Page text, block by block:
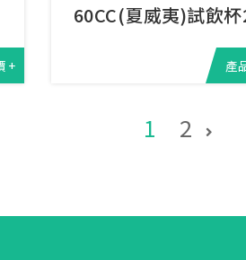
+
60CC(夏威夷)試飲杯
產
1 2